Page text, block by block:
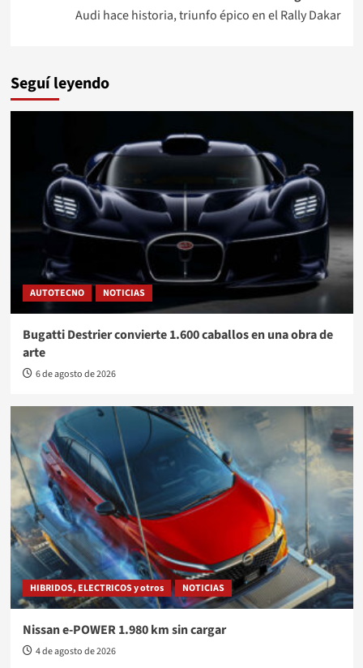
Audi hace historia, triunfo épico en el Rally Dakar
Seguí leyendo
AUTOTECNO NOTICIAS
Bugatti Destrier convierte 1.600 caballos en una obra de
arte
6 de agosto de 2026
HIBRIDOS, ELECTRICOS y otros NOTICIAS
Nissan e-POWER 1.980 km sin cargar
4 de agosto de 2026